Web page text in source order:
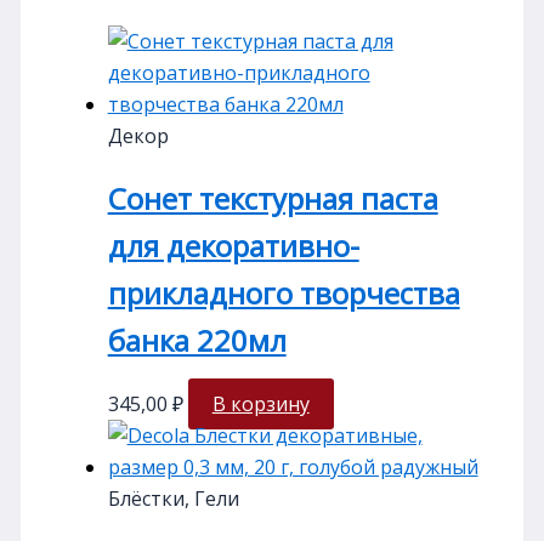
Декор
Сонет текстурная паста
для декоративно-
прикладного творчества
банка 220мл
345,00 ₽ В корзину
Блёстки, Гели